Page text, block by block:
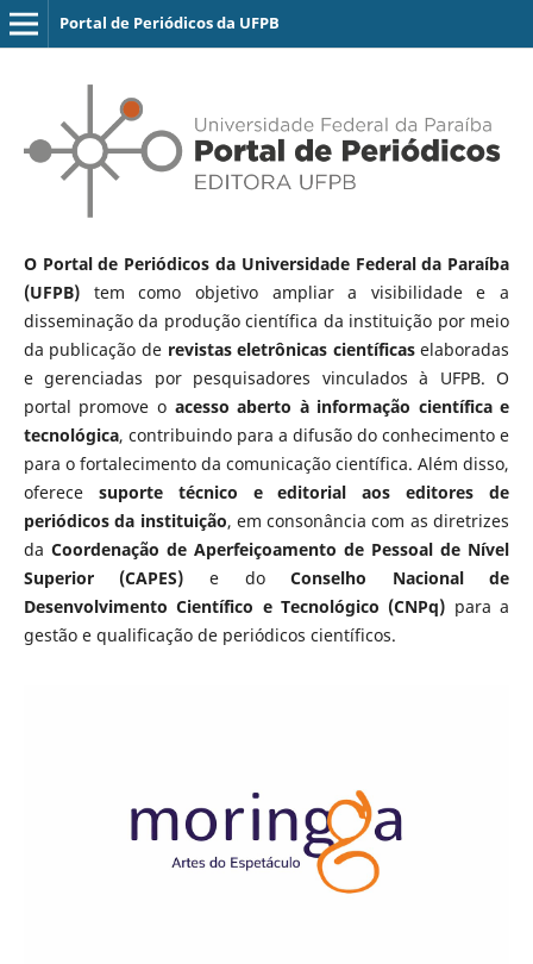
Portal de Periódicos da UFPB
O Portal de Periódicos da Universidade Federal da Paraíba
(UFPB)tem como objetivo ampliar a visibilidade e a
disseminação da produção científica da instituição por meio
da publicação de revistas eletrônicas científicaselaboradas
e gerenciadas por pesquisadores vinculados à UFPB. O
portal promove o acesso aberto à informação científica e
tecnológica, contribuindo para a difusão do conhecimento e
para o fortalecimento da comunicação científica. Além disso,
oferece suporte técnico e editorial aos editores de
periódicos da instituição, em consonância com as diretrizes
da Coordenação de Aperfeiçoamento de Pessoal de Nível
Superior (CAPES) e doConselho Nacional de
Desenvolvimento Científico e Tecnológico (CNPq) para a
gestão e qualificação de periódicos científicos.